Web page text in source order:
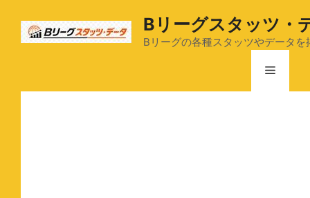
Bリーグスタッツ・
Bリーグの各種スタッツやデータを
メ